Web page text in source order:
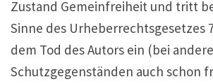
Zustand Gemeinfreiheit und tritt
Sinne des Urheberrechtsgesetzes
dem Tod des Autors ein (bei
Schutzgegenständen auch schon